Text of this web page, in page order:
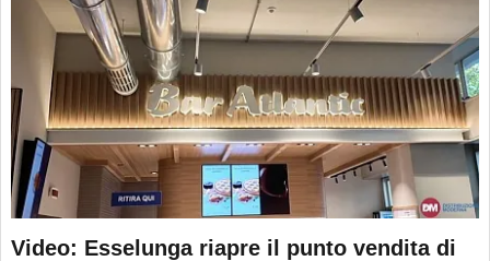
Video: Esselunga riapre il punto vendita di